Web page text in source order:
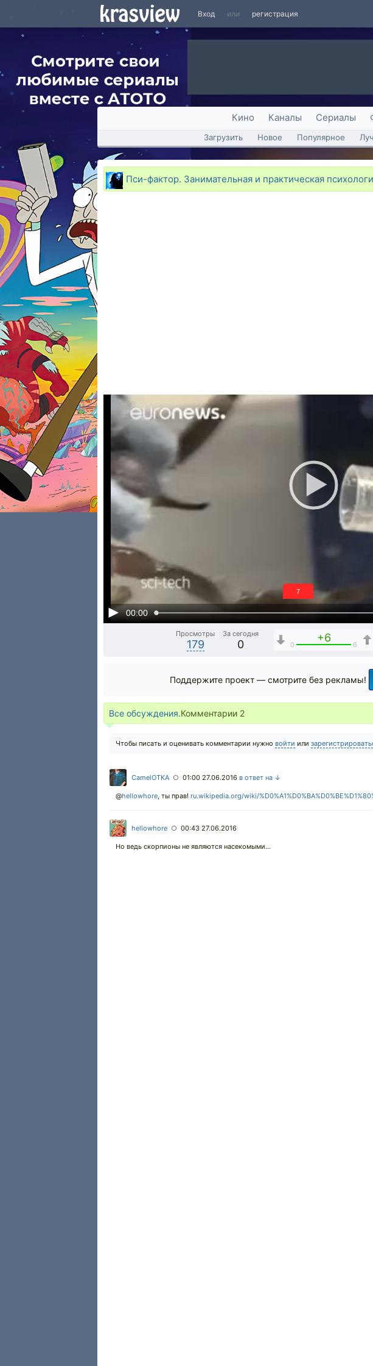
Вход или регистрация
Кино Каналы Сериалы
Загрузить Новое Популярное
Пси-фактор. Занимательная и практическая
00:00
6
Просмотры
179
За сегодня
0
+6
0 6
Поддержите проект — смотрите без рекламы!
Все обсуждения.Комментарии 2
Чтобы писать и оценивать комментарии нужно войти или
CamelOTKA ○ 01:00 27.06.2016 в ответ на ↓
@hellowhore, ты прав! ru.wikipedia.org/wiki/
hellowhore ○ 00:43 27.06.2016
Но ведь скорпионы не являются насекомыми...